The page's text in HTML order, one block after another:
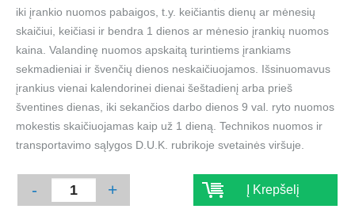
iki įrankio nuomos pabaigos, t.y. keičiantis dienų ar mėnesių
skaičiui, keičiasi ir bendra 1 dienos ar mėnesio įrankių nuomos
kaina. Valandinę nuomos apskaitą turintiems įrankiams
sekmadieniai ir švenčių dienos neskaičiuojamos. Išsinuomavus
įrankius vienai kalendorinei dienai šeštadienį arba prieš
šventines dienas, iki sekančios darbo dienos 9 val. ryto nuomos
mokestis skaičiuojamas kaip už 1 dieną. Technikos nuomos ir
transportavimo sąlygos D.U.K. rubrikoje svetainės viršuje.
- + Į Krepšelį